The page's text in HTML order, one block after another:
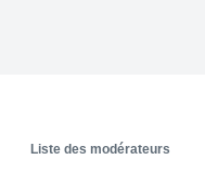
Liste des modérateurs